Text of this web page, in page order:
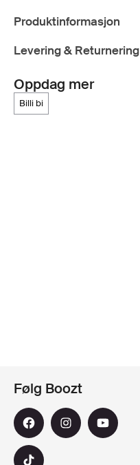
Produktinformasjon
Levering & Returnering
Oppdag mer
billi bi
Følg Boozt